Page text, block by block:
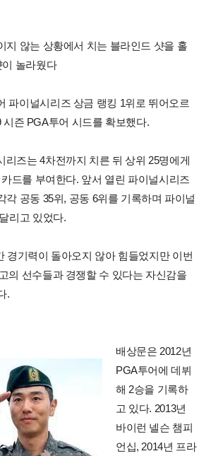
지 않는 상황에서 치는 블라인드 샷을 홀
놀라웠다
파이널시리즈 상금 랭킹 1위로 뛰어오르
시즌 PGA투어 시드를 확보했다.
리즈는 4차전까지 치른 뒤 상위 25명에게
드를 부여한다. 앞서 열린 파이널시리즈
각 공동 35위, 공동 6위를 기록하며 파이널
리고 있었다.
경기력이 돌아오지 않아 힘들었지만 이번
의 선수들과 경쟁할 수 있다는 자신감을
.
배상문은 2012년
PGA투어에 데뷔
해 2승을 기록하
고 있다. 2013년
바이런 넬슨 챔피
언십, 2014년 프라